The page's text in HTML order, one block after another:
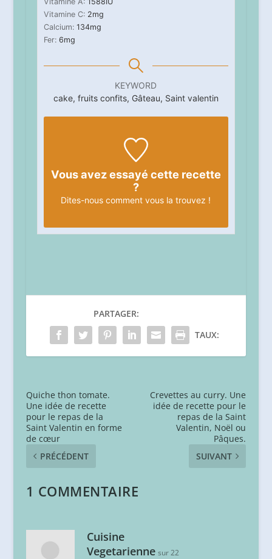
Vitamine C: 2mg
Calcium: 134mg
Fer: 6mg
KEYWORD
cake, fruits confits, Gâteau, Saint valentin
Vous avez essayé cette recette
?
Dites-nous comment vous la trouvez !
PARTAGER:
TAUX:
Quiche thon tomate.
Une idée de recette
pour le repas de la
Saint Valentin en forme
de cœur
PRÉCÉDENT
Crevettes au curry. Une
idée de recette pour le
repas de la Saint
Valentin, Noël ou
Pâques.
SUIVANT
1 COMMENTAIRE
Cuisine
Vegetarienne sur 22